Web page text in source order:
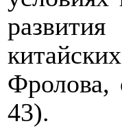
Фролова,
43).